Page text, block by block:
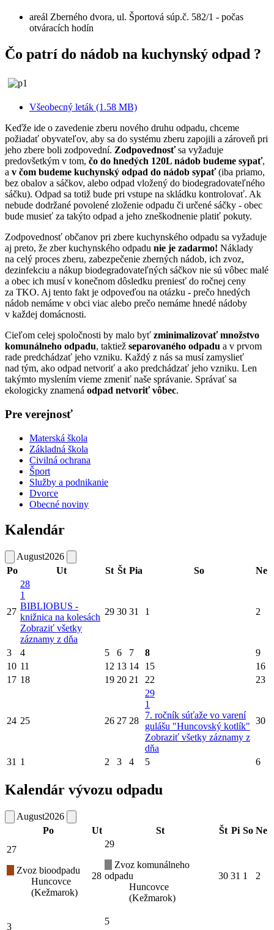
areál Zberného dvora, ul. Športová súp.č. 582/1 - počas
otváracích hodín
Čo patrí do nádob na kuchynský odpad ?
Všeobecný leták (1.58 MB)
Keďže ide o zavedenie zberu nového druhu odpadu, chceme
požiadať obyvateľov, aby sa do systému zberu zapojili a zároveň pri
jeho zbere boli zodpovední. Zodpovednosťsa vyžaduje
predovšetkým v tom, čo do hnedých 120L nádob budeme sypať,
a v čom budeme kuchynský odpad do nádob sypať(iba priamo,
bez obalov a sáčkov, alebo odpad vložený do biodegradovateľného
sáčku). Odpad sa totiž bude pri vstupe na skládku kontrolovať. Ak
nebude dodržané povolené zloženie odpadu či určené sáčky - obec
bude musieť za takýto odpad a jeho zneškodnenie platiť pokuty.
Zodpovednosť občanov pri zbere kuchynského odpadu sa vyžaduje
aj preto, že zber kuchynského odpadu nie je zadarmo! Náklady
na celý proces zberu, zabezpečenie zberných nádob, ich zvoz,
dezinfekciu a nákup biodegradovateľných sáčkov nie sú vôbec malé
a obec ich musí v konečnom dôsledku preniesť do ročnej ceny
za TKO. Aj tento fakt je odpoveďou na otázku - prečo hnedých
nádob nemáme v obci viac alebo prečo nemáme hnedé nádoby
v každej domácnosti.
Cieľom celej spoločnosti by malo byť zminimalizovať množstvo
komunálneho odpadu, taktiež separovaného odpadu a v prvom
rade predchádzať jeho vzniku. Každý z nás sa musí zamyslieť
nad tým, ako odpad netvoriť a ako predchádzať jeho vzniku. Len
takýmto myslením vieme zmeniť naše správanie. Správať sa
ekologicky znamená odpad netvoriť vôbec.
Pre verejnosť
Materská škola
Základná škola
Civilná ochrana
Šport
Služby a podnikanie
Dvorce
Obecné noviny
Kalendár
August2026
Po
Ut St Št Pia So Ne
27
28
1
BIBLIOBUS -
knižnica na kolesách
Zobraziť všetky
záznamy z dňa
29 30 31 1 2
3 4 5 6 7 8
9
10 11 12 13 14 15
16
17 18 19 20 21 22 23
24 25 26 27 28
29
1
7. ročník súťaže vo varení
gulášu "Huncovský kotlík"
Zobraziť všetky záznamy z
dňa
30
31 1 2 3 4 5 6
Kalendár vývozu odpadu
August2026
Po
Ut St Št Pi So Ne
27
Zvoz bioodpadu
Huncovce
(Kežmarok)
28
29
Zvoz komunálneho
odpadu
Huncovce
(Kežmarok)
30 31 1 2
3
5